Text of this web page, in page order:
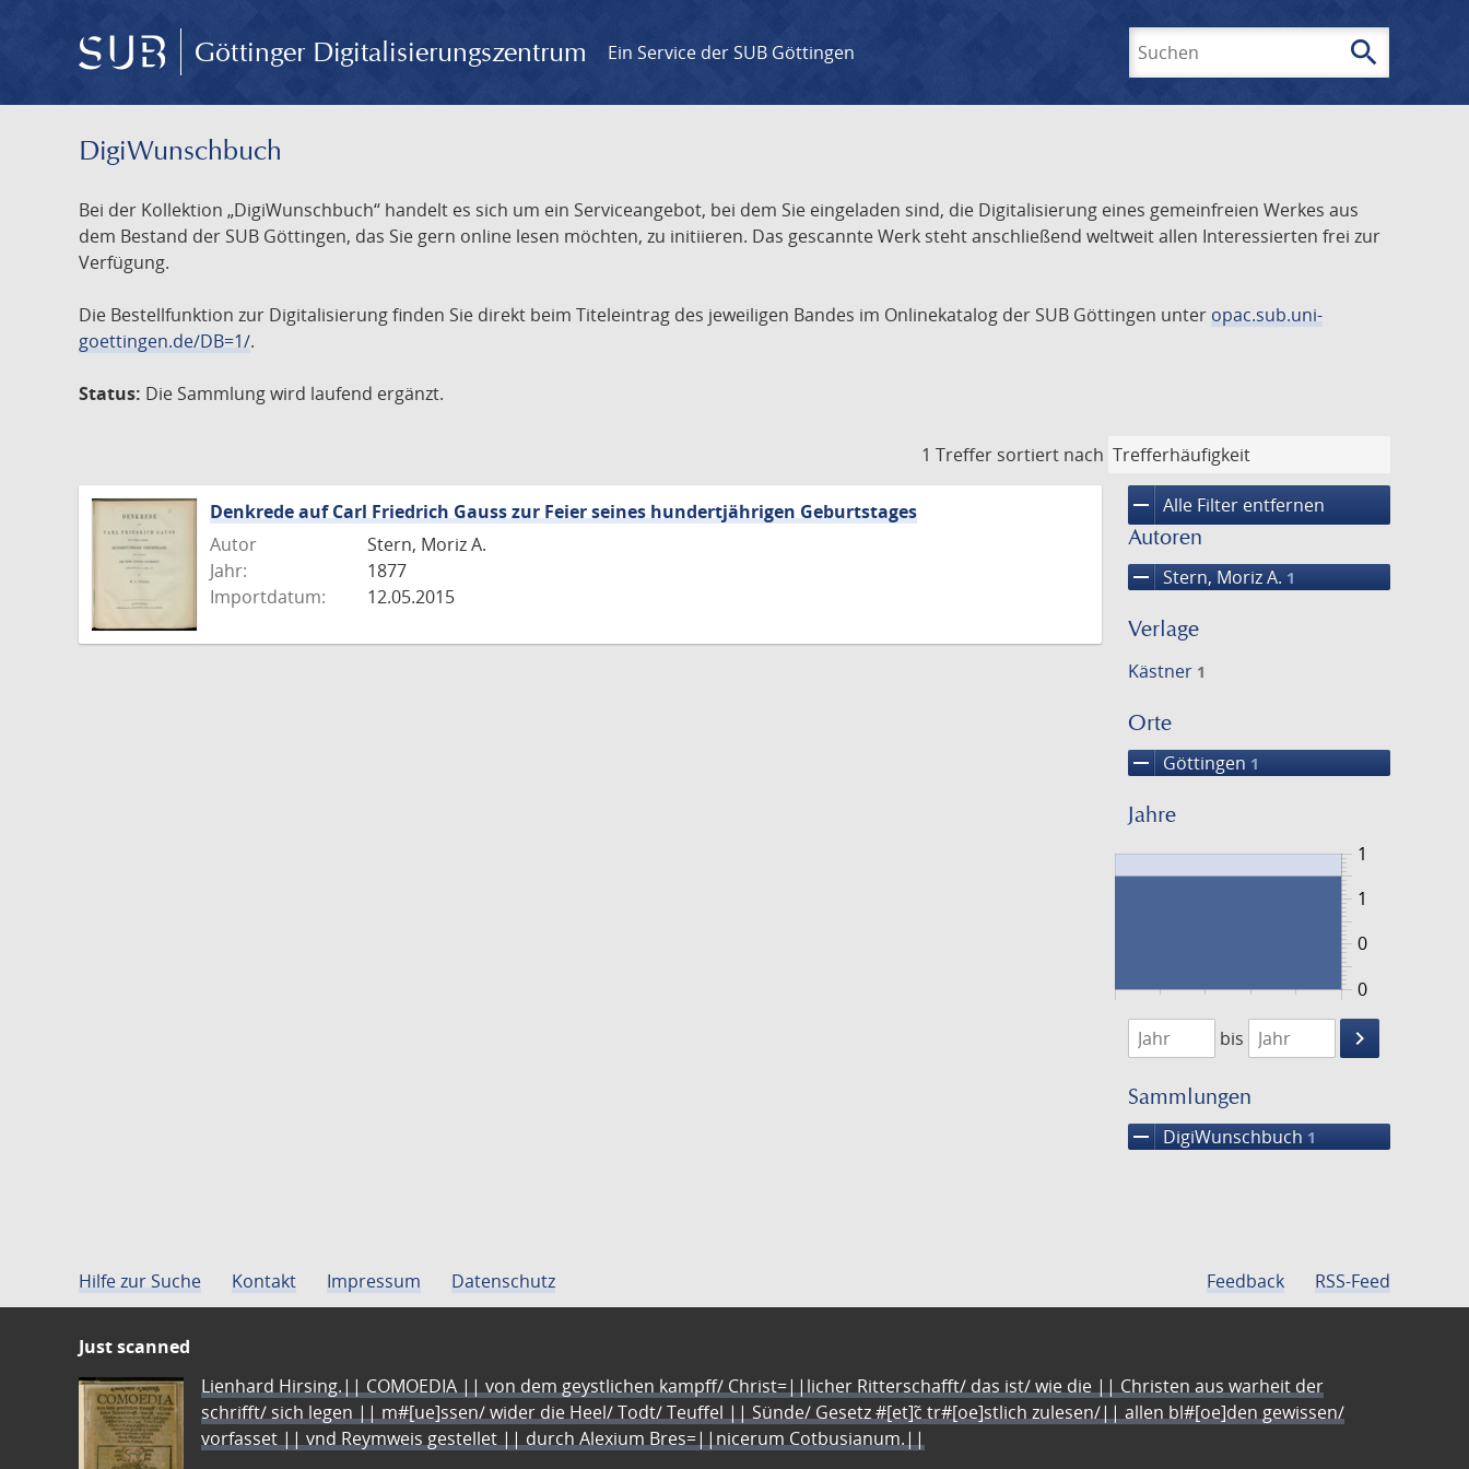
Göttinger Digitalisierungszentrum Ein Service der SUB Göttingen search
DigiWunschbuch
Bei der Kollektion „DigiWunschbuch“ handelt es sich um ein Serviceangebot, bei dem Sie eingeladen sind, die Digitalisierung eines gemeinfreien Werkes aus
dem Bestand der SUB Göttingen, das Sie gern online lesen möchten, zu initiieren. Das gescannte Werk steht anschließend weltweit allen Interessierten frei zur
Verfügung.
Die Bestellfunktion zur Digitalisierung finden Sie direkt beim Titeleintrag des jeweiligen Bandes im Onlinekatalog der SUB Göttingen unter opac.sub.uni-
goettingen.de/DB=1/.
Status: Die Sammlung wird laufend ergänzt.
1 Treffer sortiert nach
remove Alle Filter entfernen
Autoren
remove Stern, Moriz A. 1
Verlage
Kästner 1
Orte
remove Göttingen 1
Jahre
0
1
0
1
1877
1878
bis
keyboard_arrow_right
Suche
Sammlungen
remove DigiWunschbuch 1
Denkrede auf Carl Friedrich Gauss zur Feier seines hundertjährigen Geburtstages
Autor
Stern, Moriz A.
Jahr:
1877
Importdatum:
12.05.2015
Hilfe zur Suche Kontakt Impressum Datenschutz Feedback RSS-Feed
Just scanned
Lienhard Hirsing.|| COMOEDIA || von dem geystlichen kampff/ Christ=||licher Ritterschafft/ das ist/ wie die || Christen aus warheit der
schrifft/ sich legen || m#[ue]ssen/ wider die Heel/ Todt/ Teuffel || Sünde/ Gesetz #[et]c̃ tr#[oe]stlich zulesen/|| allen bl#[oe]den gewissen/
vorfasset || vnd Reymweis gestellet || durch Alexium Bres=||nicerum Cotbusianum.||